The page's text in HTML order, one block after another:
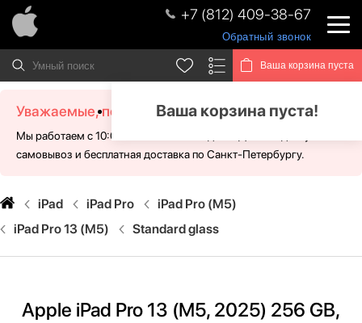
+7 (812) 409-38-67
Обратный звонок
Ваша корзина пуста
Ваша корзина пуста!
Уважаемые, посетители!
Мы работаем с 10:00 - 21:00 без выходных. Для Вас доступен
самовывоз и бесплатная доставка по Санкт-Петербургу.
iPad iPad Pro
iPad Pro (M5)
iPad Pro 13 (M5)
Standard glass
Apple iPad Pro 13 (M5, 2025) 256 GB,